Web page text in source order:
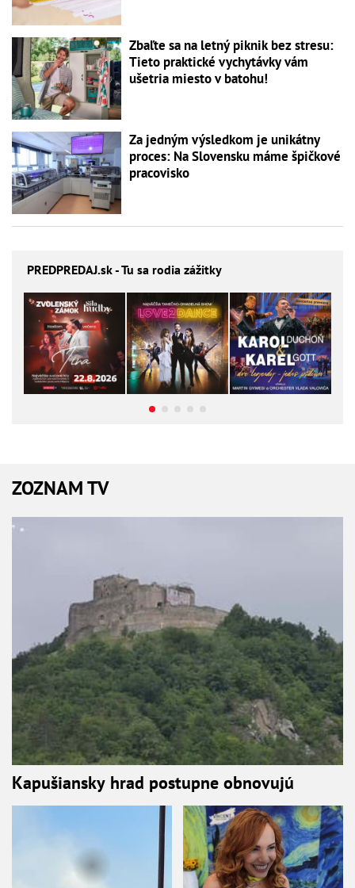
Zbaľte sa na letný piknik bez stresu:
Tieto praktické vychytávky vám
ušetria miesto v batohu!
Za jedným výsledkom je unikátny
proces: Na Slovensku máme špičkové
pracovisko
PREDPREDAJ.sk - Tu sa rodia zážitky
ZOZNAM TV
Kapušiansky hrad postupne obnovujú